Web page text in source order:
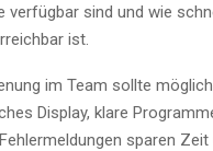
verfügbar sind und wie
ist.
im Team sollte
Display, klare
sparen Zeit